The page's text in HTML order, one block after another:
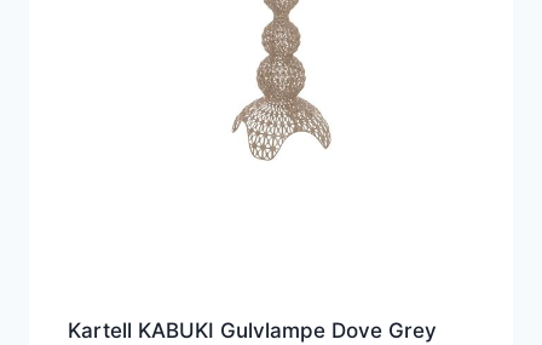
Kartell KABUKI Gulvlampe Dove Grey